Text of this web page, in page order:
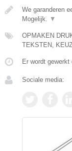
We garanderen
Mogelijk.
▼
OPMAKEN
TEKSTEN,
Er wordt gewerkt
Sociale media: